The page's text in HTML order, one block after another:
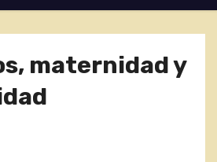
maternidad y